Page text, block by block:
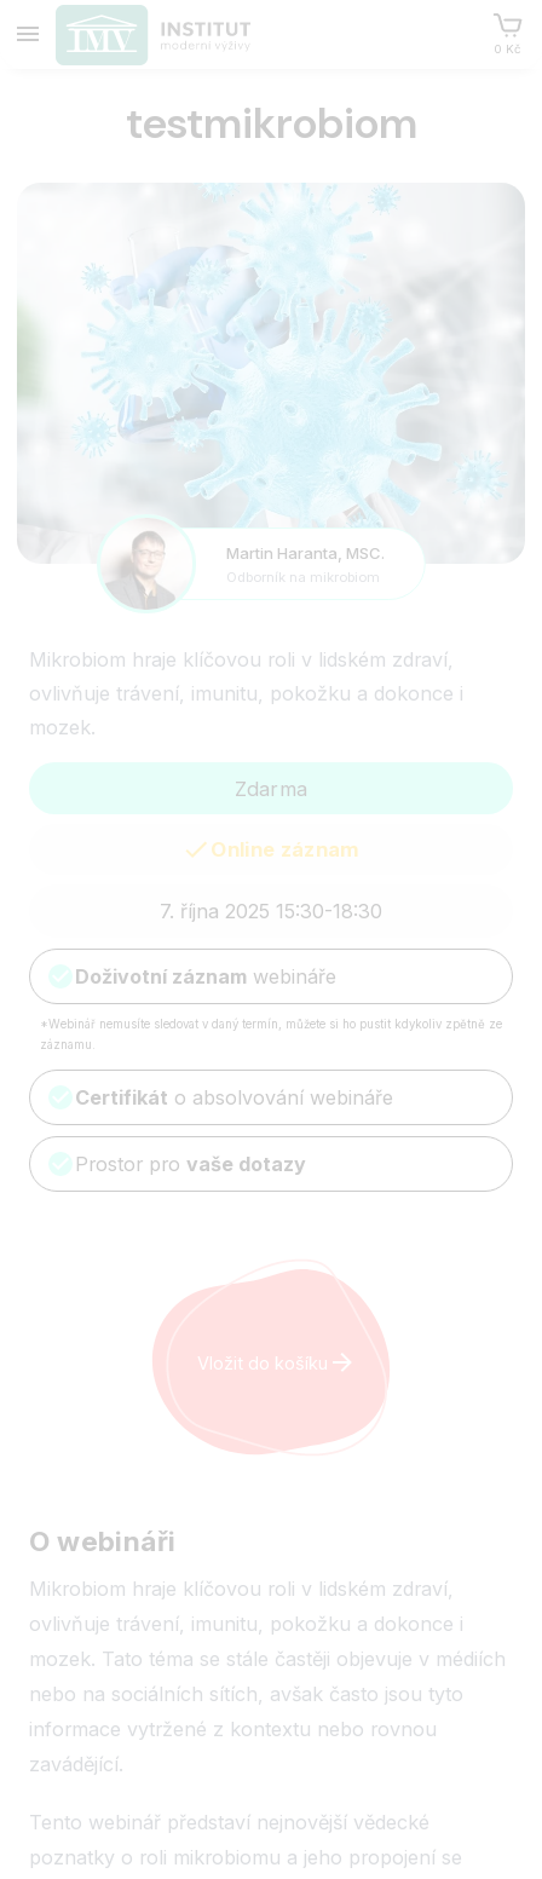
0 Kč
testmikrobiom
Martin Haranta, MSC.
Odborník na mikrobiom
Mikrobiom hraje klíčovou roli v lidském zdraví,
ovlivňuje trávení, imunitu, pokožku a dokonce i
mozek.
Zdarma
Online záznam
7. října 2025 15:30-18:30
Doživotní záznam webináře
*Webinář nemusíte sledovat v daný termín, můžete si ho pustit kdykoliv zpětně ze
záznamu.
Certifikát o absolvování webináře
Prostor pro vaše dotazy
Vložit do košíku
O webináři
Mikrobiom hraje klíčovou roli v lidském zdraví,
ovlivňuje trávení, imunitu, pokožku a dokonce i
mozek. Tato téma se stále častěji objevuje v médiích
nebo na sociálních sítích, avšak často jsou tyto
informace vytržené z kontextu nebo rovnou
zavádějící.
Tento webinář představí nejnovější vědecké
poznatky o roli mikrobiomu a jeho propojení se